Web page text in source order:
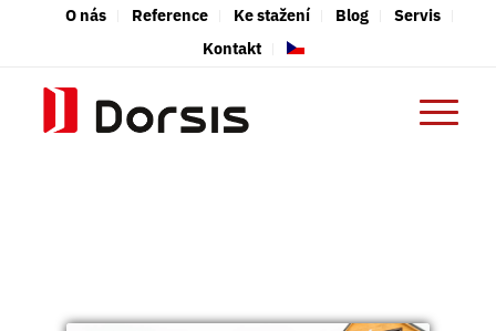
O nás Reference Ke stažení Blog
Servis
Kontakt